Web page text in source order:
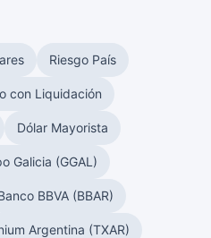
Riesgo País
con Liquidación
Dólar Mayorista
Galicia (GGAL)
BBVA (BBAR)
Argentina (TXAR)